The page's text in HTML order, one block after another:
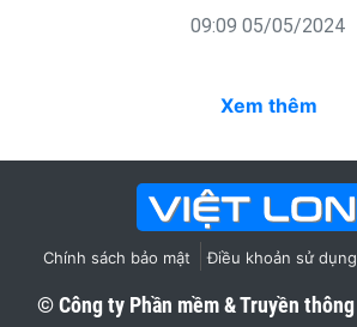
09:09 05/05/2024
Xem thêm
Chính sách bảo mật Điều khoản sử dụng
© Công ty Phần mềm & Truyền thông